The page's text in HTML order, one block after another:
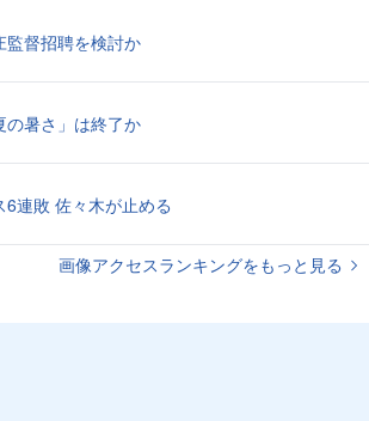
監督招聘を検討か
の暑さ」は終了か
6連敗 佐々木が止める
画像アクセスランキングをもっと見る